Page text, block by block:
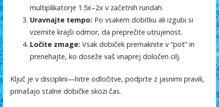
multiplikatorje 1.5x–2x v začetnih rundah.
Uravnajte tempo: Po vsakem dobitku ali izgubi si
vzemite krajši odmor, da preprečite utrujenost.
Ločite zmage: Vsak dobiček premaknite v “pot” in
prenehajte, ko doseže vaš vnaprej določen cilj.
Ključ je v disciplini—hitre odločitve, podprte z jasnimi pravili,
prinašajo stalne dobičke skozi čas.